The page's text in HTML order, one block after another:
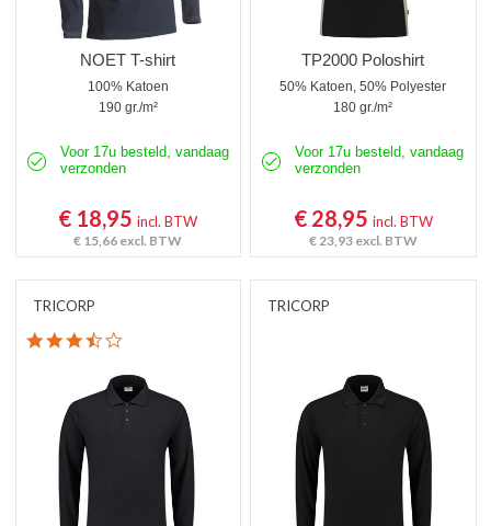
NOET T-shirt
100% Katoen
190 gr./m²
Voor 17u besteld, vandaag
verzonden
€ 18,95incl. BTW
€ 15,66 excl. BTW
TP2000 Poloshirt
50% Katoen, 50% Polyester
180 gr./m²
Voor 17u besteld, vandaag
verzonden
€ 28,95 incl. BTW
€ 23,93 excl. BTW
TRICORP
3.6 star rating
TRICORP